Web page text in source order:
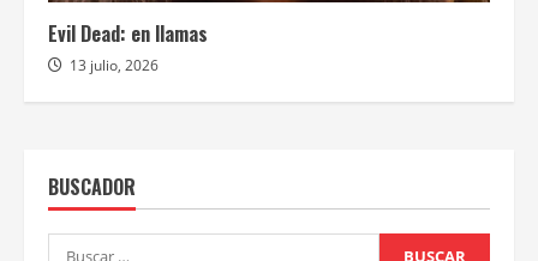
Evil Dead: en llamas
13 julio, 2026
BUSCADOR
Buscar: